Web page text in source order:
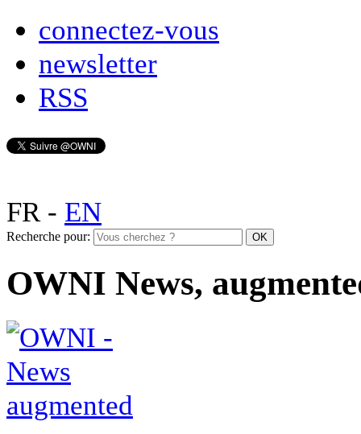
connectez-vous
newsletter
RSS
FR- EN
Recherche pour:
OWNI News,